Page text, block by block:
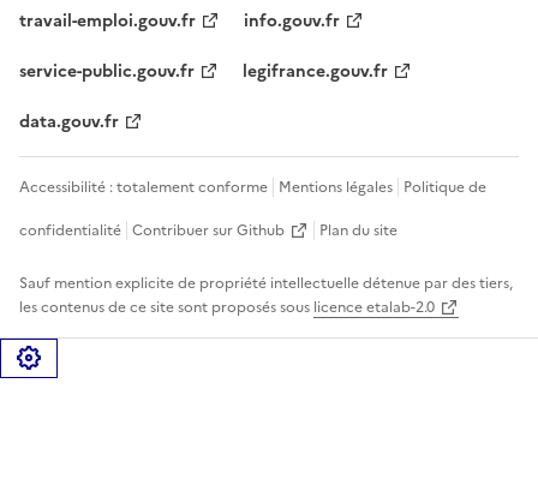
travail-emploi.gouv.fr
info.gouv.fr
service-public.gouv.fr
legifrance.gouv.fr
data.gouv.fr
Accessibilité : totalement conforme Mentions légales Politique de
confidentialité Contribuer sur Github Plan du site
Sauf mention explicite de propriété intellectuelle détenue par des tiers,
les contenus de ce site sont proposés sous licence etalab-2.0
Gérer les cookies